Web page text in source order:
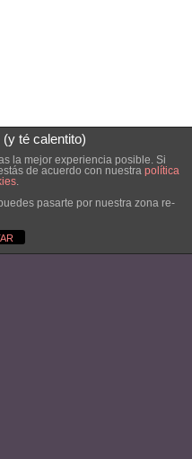
té calentito)
la mejor experiencia posible. Si
de acuerdo con nuestra política
.
pasarte por nuestra zona re-